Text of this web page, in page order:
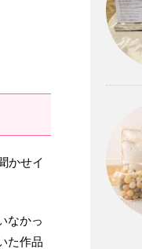
かせイ
なかっ
た作品